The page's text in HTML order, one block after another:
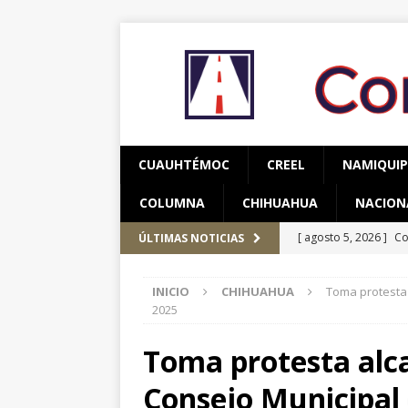
CUAUHTÉMOC CREEL
COLUMNA CHIHUAHUA
ÚLTIMAS NOTICIAS [ agosto 5, 2026 ]
[ agosto 5, 2026 ]
[ agosto 6, 2026 ]
CUAUHTÉMOC
INICIO CHIHUAHUA
Toma
2025
Toma protesta
Consejo